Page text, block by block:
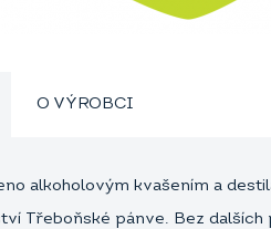
O VÝROBCI
alkoholovým kvašením a
Třeboňské pánve. Bez dalších